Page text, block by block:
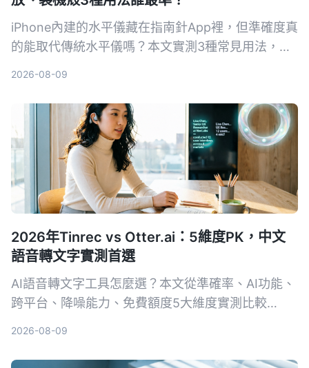
iPhone內建的水平儀藏在指南針App裡，但準確度真
的能取代傳統水平儀嗎？本文實測3種常見用法，從
2026-08-09
2026年Tinrec vs Otter.ai：5維度PK，中文
語音轉文字實測首選
AI語音轉文字工具怎麼選？本文從準確率、AI功能、
跨平台、降噪能力、免費額度5大維度實測比較
2026-08-09